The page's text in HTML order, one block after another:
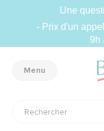
Une
- Prix d'un
9h
Menu